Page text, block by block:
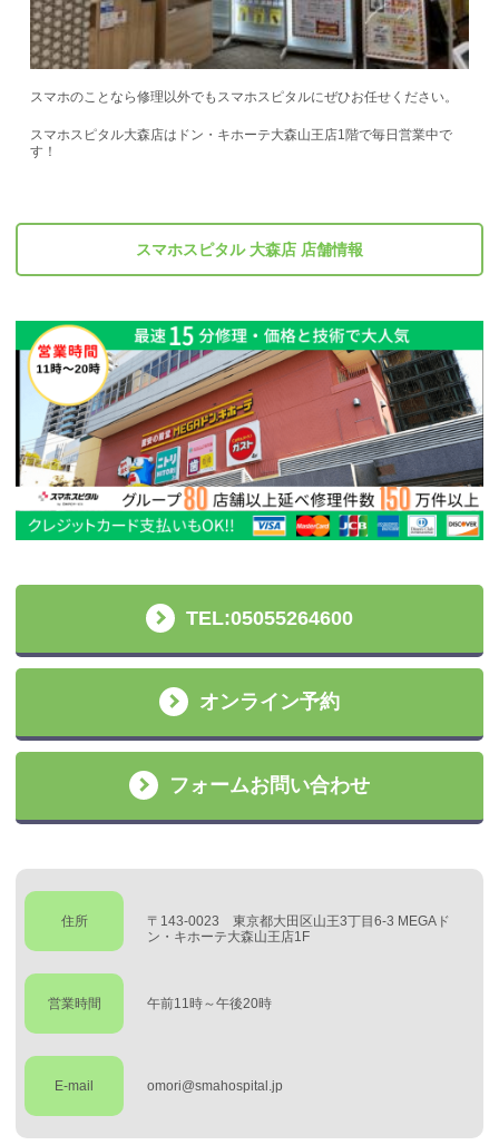
スマホのことなら修理以外でもスマホスピタルにぜひお任せください。
スマホスピタル大森店はドン・キホーテ大森山王店1階で毎日営業中で
す！
スマホスピタル 大森店 店舗情報
TEL:05055264600
オンライン予約
フォームお問い合わせ
住所
〒143-0023 東京都大田区山王3丁目6-3 MEGAド
ン・キホーテ大森山王店1F
営業時間 午前11時～午後20時
E-mail omori@smahospital.jp